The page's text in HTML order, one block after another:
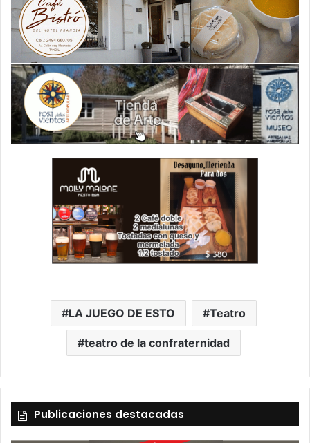
LA JUEGO DE ESTO Teatro
teatro de la confraternidad
Publicaciones destacadas